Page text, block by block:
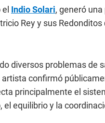
Indio Solari, generó
Rey y sus
diversos problemas de
confirmó
principalmente el
equilibrio y la